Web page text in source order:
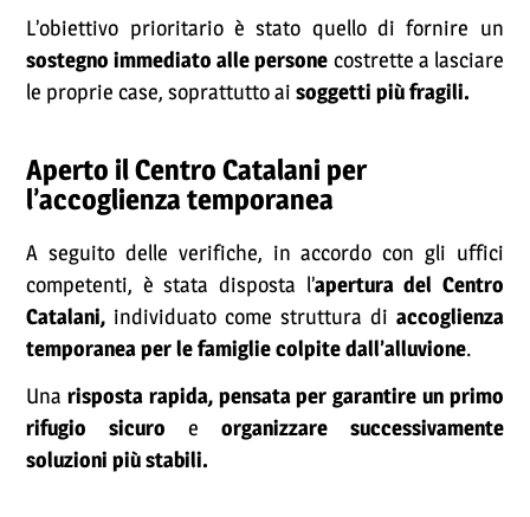
L’obiettivo prioritario è stato quello di fornire un
sostegno immediato alle persone costrette a lasciare
le proprie case, soprattutto aisoggetti più fragili.
Aperto il Centro Catalani per
l’accoglienza temporanea
A seguito delle verifiche, in accordo con gli uffici
competenti, è stata disposta l’apertura del Centro
Catalani, individuato come struttura di accoglienza
temporanea per le famiglie colpite dall’alluvione.
Una risposta rapida, pensata per garantire un primo
rifugio sicuro e organizzare successivamente
soluzioni più stabili.